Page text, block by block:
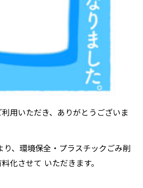
用いただき、ありがとうございま
、環境保全・プラスチックごみ削
化させて いただきます。